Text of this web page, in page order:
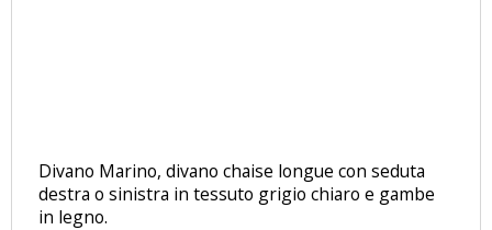
Divano Marino, divano chaise longue con seduta
destra o sinistra in tessuto grigio chiaro e gambe
in legno.